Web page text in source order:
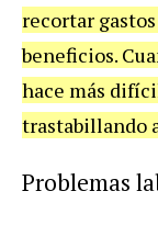
recortar
beneficios.
hace más
trastabillando
Problemas